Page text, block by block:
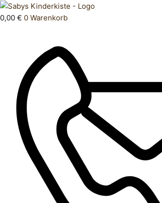
Zum
Inhalt
0,00 € 0 Warenkorb
Products
search
Jumpsuit
104